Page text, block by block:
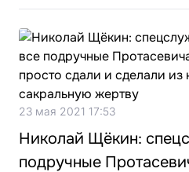
23 мая 2021 17:53
Николай Щёкин:
подручные